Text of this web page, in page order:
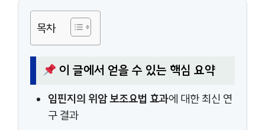
목차
이 글에서 얻을 수 있는 핵심 요약
임핀지의 위암 보조요법 효과에 대한 최신 연
구 결과